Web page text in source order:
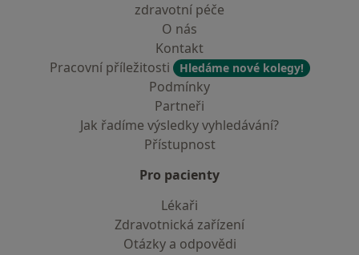
zdravotní péče
O nás
Kontakt
Pracovní příležitosti
Hledáme nové kolegy!
Podmínky
Partneři
Jak řadíme výsledky vyhledávání?
Přístupnost
Pro pacienty
Lékaři
Zdravotnická zařízení
Otázky a odpovědi